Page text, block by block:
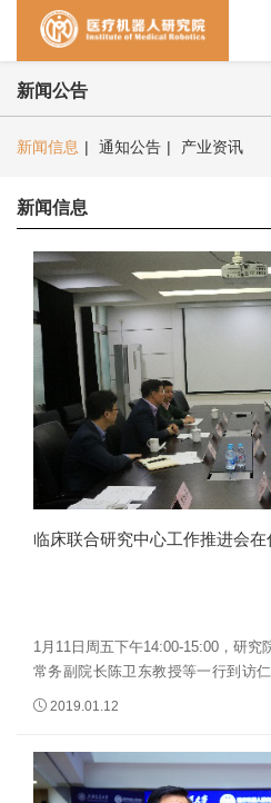
新闻公告
新闻信息 | 通知公告 | 产业资讯
新闻信息
临床联合研究中心工作推进会
1月11日周五下午14:00-15:00，研究
常务副院长陈卫东教授等一行到访
及仁济医院相关科室负责人接待并
外，杨院士还介绍了研究院即将开
学校项目等。李卫平院长肯定了研
2019.01.12